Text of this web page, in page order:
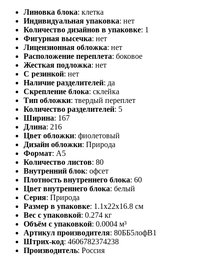
Линовка блока: клетка
Индивидуальная упаковка: нет
Количество дизайнов в упаковке: 1
Фигурная высечка: нет
Лицензионная обложка: нет
Расположение переплета: боковое
Жесткая подложка: нет
С резинкой: нет
Наличие разделителей: да
Скрепление блока: склейка
Тип обложки: твердый переплет
Количество разделителей: 5
Ширина: 167
Длина: 216
Цвет обложки: фиолетовый
Дизайн обложки: Природа
Формат: А5
Количество листов: 80
Внутренний блок: офсет
Плотность внутреннего блока: 60
Цвет внутреннего блока: белый
Серия: Природа
Размер в упаковке: 1.1x22x16.8 см
Вес с упаковкой: 0.274 кг
Объём с упаковкой: 0.0004 м³
Артикул производителя: 80ББ5лофВ1
Штрих-код: 4606782374238
Производитель: Россия